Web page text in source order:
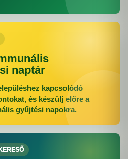
naptár
kapcsolódó
és készülj előre a
gyűjtési napokra.